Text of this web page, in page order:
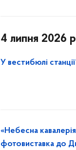
4 липня 2026
У вестибюлі
«Небесна
фотовиставка до